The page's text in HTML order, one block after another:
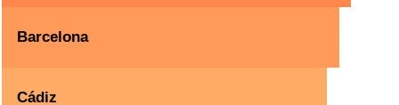
Barcelona
Cádiz